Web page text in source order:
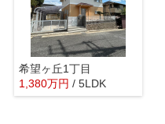
希望ヶ丘1丁目
1,380万円 / 5LDK